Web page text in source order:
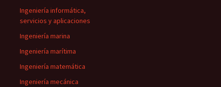
Ingeniería informática,
servicios y aplicaciones
Ingeniería marina
Ingeniería marítima
Ingeniería matemática
Ingeniería mecánica